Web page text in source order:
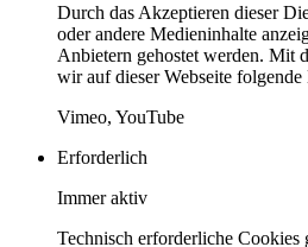
Durch das Akzeptieren dieser
oder andere Medieninhalte
Anbietern gehostet werden. Mit
wir auf dieser Webseite
Vimeo, YouTube
Erforderlich
Immer aktiv
Technisch erforderliche Cookies